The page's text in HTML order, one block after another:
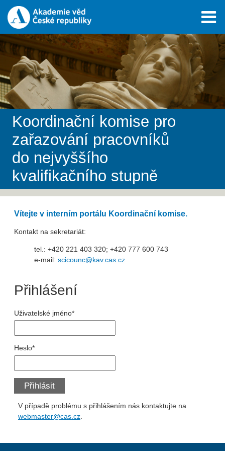
Koordinační komise pro
zařazování pracovníků
do nejvyššího
kvalifikačního stupně
Vítejte v interním portálu Koordinační komise.
Kontakt na sekretariát:
tel.: +420 221 403 320; +420 777 600 743
e-mail: scicounc@kav.cas.cz
Přihlášení
Uživatelské jméno*
Heslo*
Přihlásit
V případě problému s přihlášením nás kontaktujte na
webmaster@cas.cz